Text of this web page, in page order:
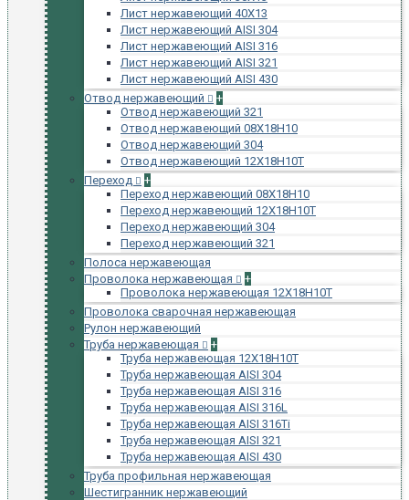
Лист нержавеющий 40Х13
Лист нержавеющий AISI 304
Лист нержавеющий AISI 316
Лист нержавеющий AISI 321
Лист нержавеющий AISI 430
Отвод нержавеющий
+
Отвод нержавеющий 321
Отвод нержавеющий 08Х18Н10
Отвод нержавеющий 304
Отвод нержавеющий 12Х18Н10Т
Переход
+
Переход нержавеющий 08Х18Н10
Переход нержавеющий 12Х18Н10Т
Переход нержавеющий 304
Переход нержавеющий 321
Полоса нержавеющая
Проволока нержавеющая
+
Проволока нержавеющая 12Х18Н10Т
Проволока сварочная нержавеющая
Рулон нержавеющий
Труба нержавеющая
+
Труба нержавеющая 12Х18Н10Т
Труба нержавеющая AISI 304
Труба нержавеющая AISI 316
Труба нержавеющая AISI 316L
Труба нержавеющая AISI 316Ti
Труба нержавеющая AISI 321
Труба нержавеющая AISI 430
Труба профильная нержавеющая
Шестигранник нержавеющий